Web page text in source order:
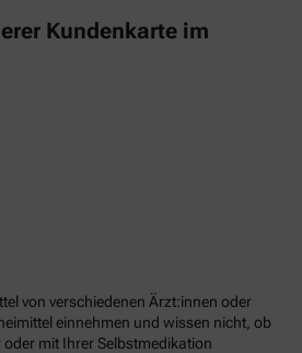
Kundenkarte im
von verschiedenen Ärzt:innen oder
einnehmen und wissen nicht, ob
mit Ihrer Selbstmedikation